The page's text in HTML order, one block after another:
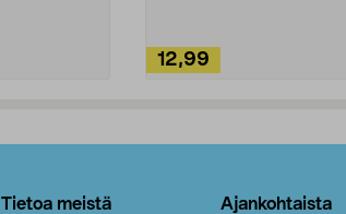
12,99
Tietoa meistä Ajankohtaista